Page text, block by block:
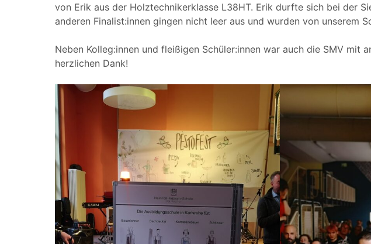
von Erik aus der Holztechnikerklasse L38HT. Erik durfte sich bei der
anderen Finalist:innen gingen nicht leer aus und wurden von unserem
Neben Kolleg:innen und fleißigen Schüler:innen war auch die SMV
herzlichen Dank!